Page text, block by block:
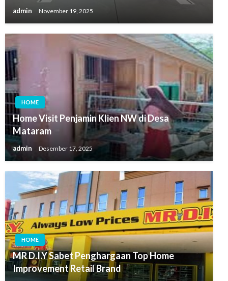
admin November 19, 2025
HOME
Home Visit Penjamin Klien NW di Desa
Mataram
admin Desember 17, 2025
HOME
MR D.I.Y Sabet Penghargaan Top Home
Improvement Retail Brand